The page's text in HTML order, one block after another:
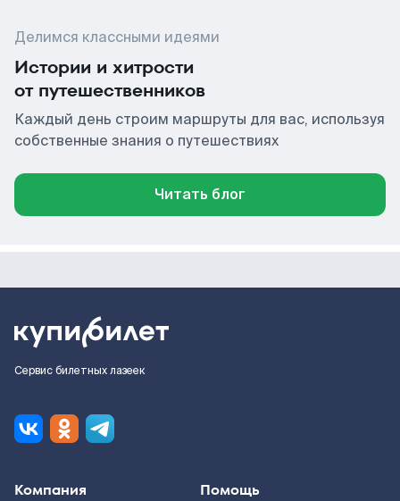
Делимся классными идеями
Истории и хитрости
от путешественников
Каждый день строим маршруты для вас, используя
собственные знания о путешествиях
Читать блог
Сервис билетных лазеек
Компания Помощь